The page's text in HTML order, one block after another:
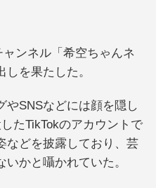
ンネル「希空ちゃんネ
を果たした。
SNSなどには顔を隠し
たTikTokのアカウントで
などを披露しており、芸
かと囁かれていた。